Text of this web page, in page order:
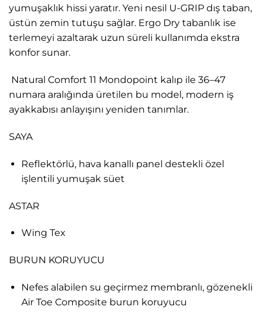
yumuşaklık hissi yaratır. Yeni nesil U-GRIP dış taban,
üstün zemin tutuşu sağlar. Ergo Dry tabanlık ise
terlemeyi azaltarak uzun süreli kullanımda ekstra
konfor sunar.
Natural Comfort 11 Mondopoint kalıp ile 36–47
numara aralığında üretilen bu model, modern iş
ayakkabısı anlayışını yeniden tanımlar.
SAYA
Reflektörlü, hava kanallı panel destekli özel
işlentili yumuşak süet
ASTAR
Wing Tex
BURUN KORUYUCU
Nefes alabilen su geçirmez membranlı, gözenekli
Air Toe Composite burun koruyucu